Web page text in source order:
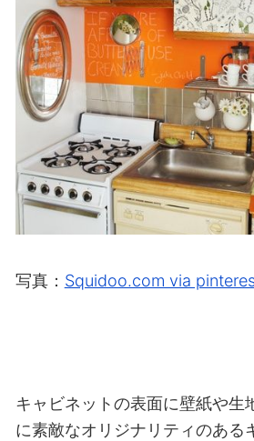
写真： Squidoo.com via
キャビネットの表面に壁紙や生
に素敵なオリジナリティのある